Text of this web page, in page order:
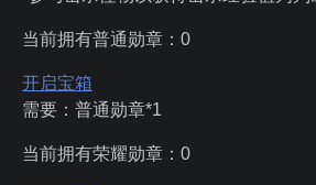
当前拥有普通勋章： 0
开启宝箱
需要：普通勋章*1
当前拥有荣耀勋章： 0